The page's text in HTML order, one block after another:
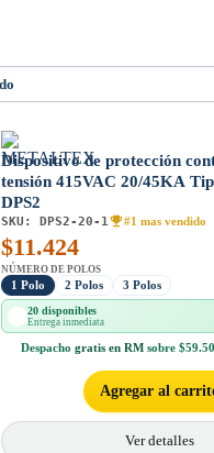
Dispositivo de protección
tensión 415VAC 20/45KA
DPS2
SKU: DPS2-20-1 #1 mas vendido
$11.424
NÚMERO DE POLOS
1 Polo 2 Polos 3 Polos
20 disponibles
Entrega inmediata
Despacho gratis en RM sobre
Agregar al
Ver detalles